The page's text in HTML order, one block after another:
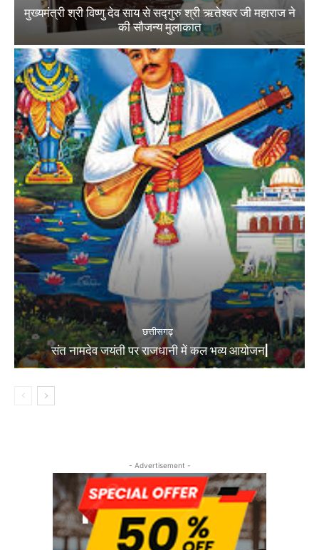
मुख्यमंत्री श्री विष्णु देव साय से सद्गुरु श्री ऋतेश्वर जी महाराज ने
की सौजन्य मुलाकात
छत्तीसगढ़
संत नामदेव जयंती पर राजधानी में कल भव्य आयोजन|
- Advertisement -